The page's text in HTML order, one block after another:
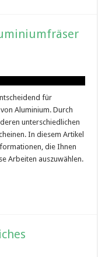
für
Aluminium. Durch
unterschiedlichen
In diesem Artikel
die Ihnen
Arbeiten auszuwählen.